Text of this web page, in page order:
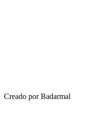
Creado por Badarmal